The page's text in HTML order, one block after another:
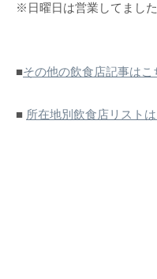
※日曜日は営業してました
■その他の飲食店記事はこ
■ 所在地別飲食店リスト